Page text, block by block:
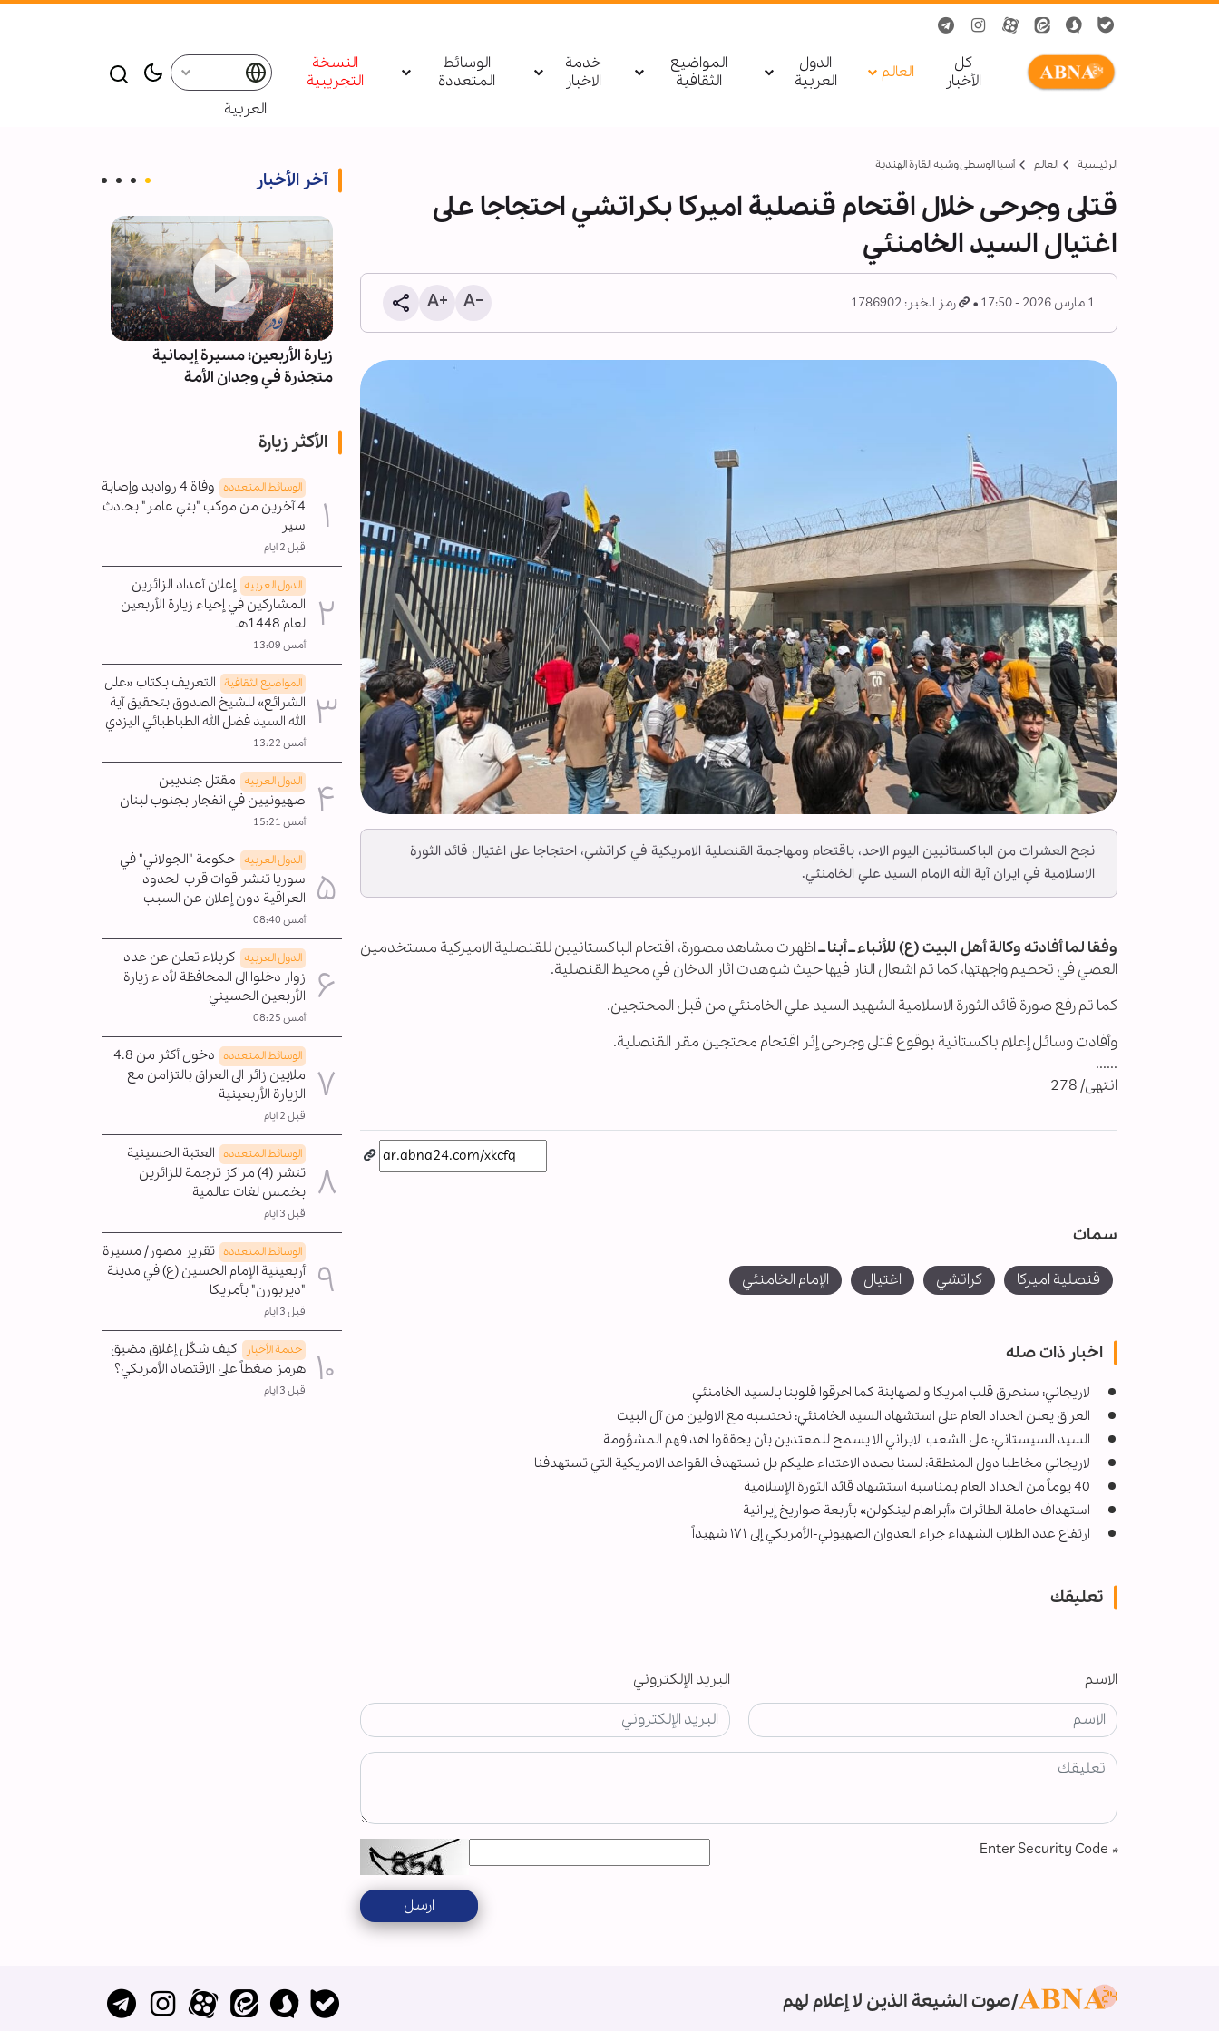
کل
الأخبار
العالم
الدول
العربیة
المواضيع
الثقافية
خدمة
الاخبار
الوسائط
المتعددة
النسخة
التجريبية
العربية
الرئيسية العالم أسیا الوسطی وشبه القارة الهندية
قتلى وجرحى خلال اقتحام قنصلية اميركا بكراتشي احتجاجا على
اغتيال السيد الخامنئي
1 مارس 2026 - 17:50 رمز الخبر: 1786902
نجح العشرات من الباكستانيين اليوم الاحد، باقتحام ومهاجمة القنصلية الامريكية في كراتشي، احتجاجا على اغتيال قائد الثورة
الاسلامية في ايران آية الله الامام السيد علي الخامنئي.
وفقا لما أفادته وكالة أهل البيت (ع) للأنباء ــ أبنا ــاظهرت مشاهد مصورة، اقتحام الباكستانيين للقنصلية الاميركية مستخدمين
العصي في تحطيم واجهتها، كما تم اشعال النار فيها حيث شوهدت اثار الدخان في محيط القنصلية.
كما تم رفع صورة قائد الثورة الاسلامية الشهيد السيد علي الخامنئي من قبل المحتجين.
وأفادت وسائل إعلام باكستانية بوقوع قتلى وجرحى إثر اقتحام محتجين مقر القنصلية.
......
انتهى/ 278
سمات
قنصلية اميركا كراتشي اغتيال الإمام الخامنئي
اخبار ذات صله
لاريجاني: سنحرق قلب امريكا والصهاينة كما احرقوا قلوبنا بالسيد الخامنئي
العراق يعلن الحداد العام على استشهاد السيد الخامنئي: نحتسبه مع الاولين من آل البيت
السيد السيستاني: على الشعب الايراني الا يسمح للمعتدين بأن يحققوا اهدافهم المشؤومة
لاريجاني مخاطبا دول المنطقة: لسنا بصدد الاعتداء عليكم بل نستهدف القواعد الامريكية التي تستهدفنا
40 يوماً من الحداد العام بمناسبة استشهاد قائد الثورة الإسلامية
استهداف حاملة الطائرات «أبراهام لينكولن» بأربعة صواريخ إيرانية
ارتفاع عدد الطلاب الشهداء جراء العدوان الصهيوني-الأمريكي إلى ١٧١ شهيداً
تعليقك
الاسم البريد الإلكتروني
*
ارسل
آخر الأخبار
الأربعين الحسيني؛ منصة عالمية
زيارة الأربعين؛ مسيرة إيمانية
متجذرة في وجدان الأمة
الأكثر زيارة
الوسائط المتعدده
وفاة 4 رواديد وإصابة
4 آخرين من موكب "بني عامر" بحادث
سير
قبل 2 ايام
الدول العربیه إعلان أعداد الزائرين
المشاركين في إحياء زيارة الأربعين
لعام 1448هـ
أمس 13:09
المواضیع الثقافية التعريف بكتاب «علل
الشرائع» للشيخ الصدوق بتحقيق آية
الله السيد فضل الله الطباطبائي اليزدي
أمس 13:22
الدول العربیه مقتل جنديين
صهيونيين في انفجار بجنوب لبنان
أمس 15:21
الدول العربیه حكومة "الجولاني" في
سوريا تنشر قوات قرب الحدود
العراقية دون إعلان عن السبب
أمس 08:40
الدول العربیه كربلاء تعلن عن عدد
زوار دخلوا الى المحافظة لأداء زيارة
الأربعين الحسيني
أمس 08:25
الوسائط المتعدده
دخول أكثر من 4.8
ملايين زائر الى العراق بالتزامن مع
الزيارة الأربعينية
قبل 2 ايام
الوسائط المتعدده العتبة الحسينية
تنشر (4) مراكز ترجمة للزائرين
بخمس لغات عالمية
قبل 3 ايام
الوسائط المتعدده تقرير مصور/ مسيرة
أربعينية الإمام الحسين (ع) في مدينة
"ديربورن" بأمريكا
قبل 3 ايام
خدمة الأخبار
كيف شكّل إغلاق مضيق
هرمز ضغطاً على الاقتصاد الأمريكي؟
قبل 3 ايام
صوت الشيعة الذين لا إعلام لهم